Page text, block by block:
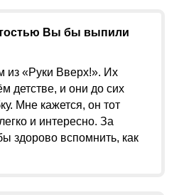
Вы бы выпили
«Руки Вверх!». Их
детстве, и они до сих
Мне кажется, он тот
и интересно. За
здорово вспомнить, как